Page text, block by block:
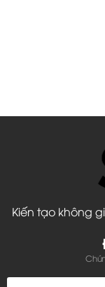
Kiến tạo không